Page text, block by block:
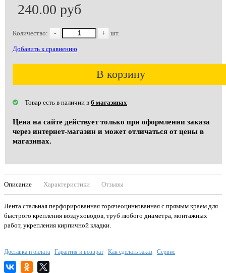
240.00 руб
Количество: - + шт.
Добавить к сравнению
В корзину
Товар есть в наличии в 6 магазинах
Цена на сайте действует только при оформлении заказа
через интернет-магазин и может отличаться от цены в
магазинах.
Описание Характеристики Отзывы
Лента стальная перфорированная горячеоцинкованная с прямым краем для
быстрого крепления воздуховодов, труб любого диаметра, монтажных
работ, укрепления кирпичной кладки.
Доставка и оплата Гарантия и возврат Как сделать заказ Сервис